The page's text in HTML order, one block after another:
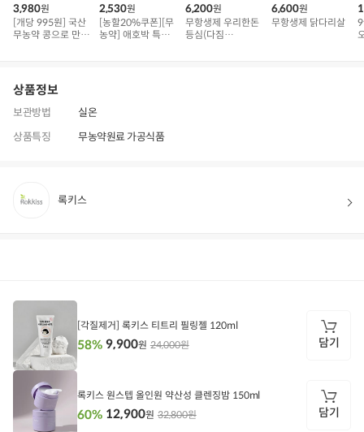
3,980원
[개당 995원] 국산
무농약 콩으로 만든
2,530원
[농할20%쿠폰][무
농약] 애호박 특품
6,200원
무항생제 우리한돈
등심(다짐
6,600원
무항생제 닭다리살
상품정보
보관방법
실온
상품특징
무농약원료 가공식품
록키스
상
담
[각질제거] 록키스 티트리 필링젤 120ml
24,000원
58% 9,900원 담기
록키스 원스텝 올인원 약산성 클렌징밤 150ml
32,800원
60% 12,900원 담기